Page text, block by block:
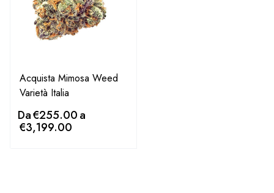
Acquista Mimosa Weed
Varietà Italia
Da€255.00a
€3,199.00